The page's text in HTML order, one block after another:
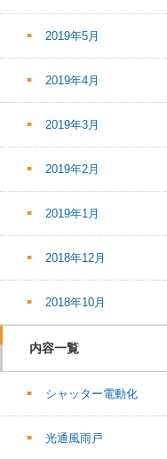
2019年5月
2019年4月
2019年3月
2019年2月
2019年1月
2018年12月
2018年10月
内容一覧
シャッター電動化
光通風雨戸